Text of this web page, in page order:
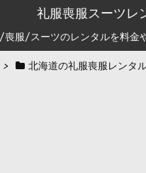
礼服喪服スーツレ
服/スーツのレンタルを料金
> 北海道の礼服喪服レンタ